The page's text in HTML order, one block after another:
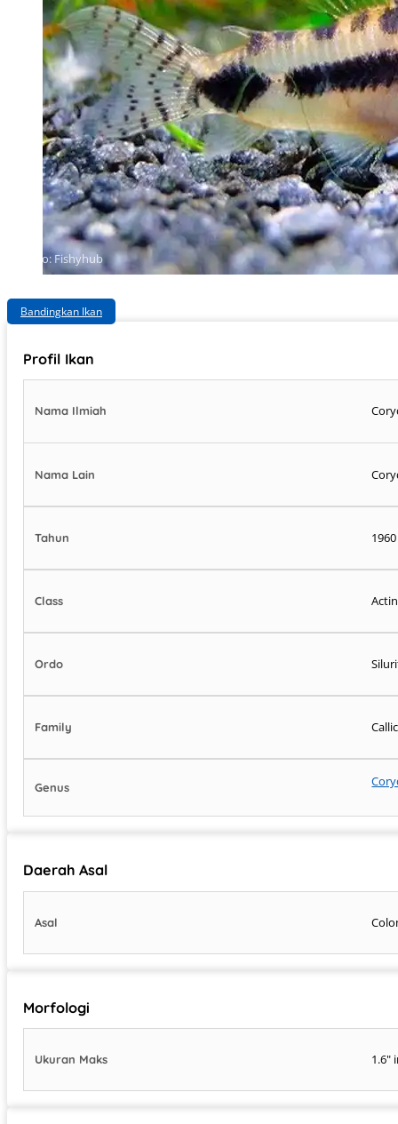
Photo: Fishyhub
Bandingkan Ikan
Profil Ikan
Nama Ilmiah
Nama Lain
Tahun 1960
Class
Ordo
Family
Genus
Daerah Asal
Asal
Morfologi
Ukuran Maks 1.6"